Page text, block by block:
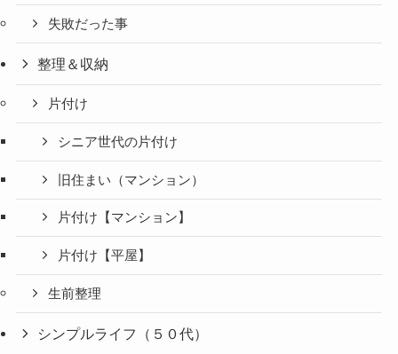
失敗だった事
整理＆収納
片付け
シニア世代の片付け
旧住まい（マンション）
片付け【マンション】
片付け【平屋】
生前整理
シンプルライフ（５０代）